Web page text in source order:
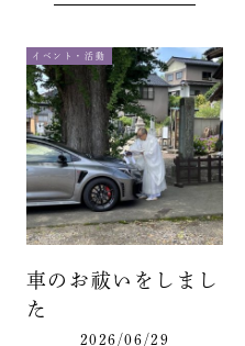
イベント・活動
車のお祓いをしまし
た
2026/06/29